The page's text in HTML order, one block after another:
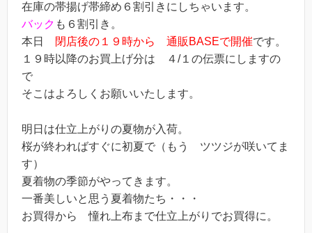
在庫の帯揚げ帯締め６割引きにしちゃいます。
バック も６割引き。
本日
閉店後の１９時から 通販BASEで開催です。
１９時以降のお買上げ分は ４/１の伝票にしますの
で
そこはよろしくお願いいたします。
明日は仕立上がりの夏物が入荷。
桜が終わればすぐに初夏で（もう ツツジが咲いてま
す）
夏着物の季節がやってきます。
一番美しいと思う夏着物たち・・・
お買得から 憧れ上布まで仕立上がりでお買得に。